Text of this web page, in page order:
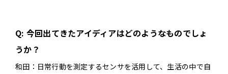
Q: 今回出てきたアイディアはどのようなものでしょ
うか？
和田：日常行動を測定するセンサを活用して、生活の中で自